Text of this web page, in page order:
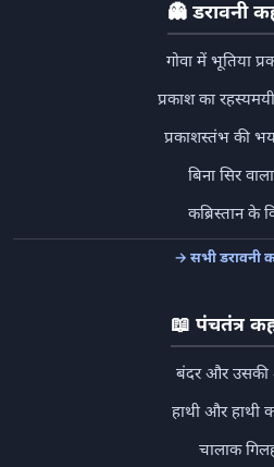
👻डरावनी
गोवा में भूतिया
प्रकाश का
प्रकाशस्तंभ की
बिना सिर
कब्रिस्तान के
→ सभी डरावनी
📖 पंचतंत्र
बंदर और उसकी
हाथी और हाथी
चालाक